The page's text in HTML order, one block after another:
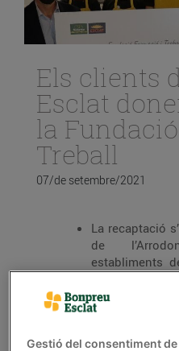
Els clients
Esclat
la
Treball
07/de setembre/2021
La recaptació
de
establiments
L’import
dedicada a la
Gestió del consentiment